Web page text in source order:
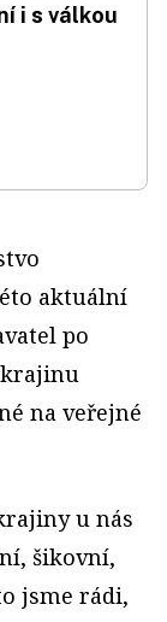
i s válkou
aktuální
po
na veřejné
u nás
šikovní,
jsme rádi,